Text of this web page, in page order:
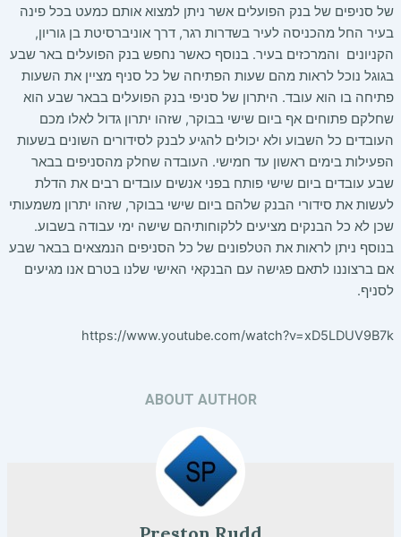
של סניפים של בנק הפועלים אשר ניתן למצוא אותם כמעט בכל פינה
בעיר החל מהכניסה לעיר בשדרות רגר, דרך אוניברסיטת בן גוריון,
הקניונים והמרכזים בעיר. בנוסף כאשר נחפש בנק הפועלים באר שבע
בגוגל נוכל לראות מהם שעות הפתיחה של כל סניף מציין את השעות
פתיחה בו הוא עובד. היתרון של סניפי בנק הפועלים בבאר שבע הוא
שחלקם פתוחים אף ביום שישי בבוקר, שזהו יתרון גדול לאלו מכם
העובדים כל השבוע ולא יכולים להגיע לבנק לסידורים השונים בשעות
הפעילות בימים ראשון עד חמישי. העובדה שחלק מהסניפים בבאר
שבע עובדים ביום שישי פותח בפני אנשים עובדים רבים את הדלת
לעשות את סידורי הבנק שלהם ביום שישי בבוקר, שזהו יתרון משמעותי
שכן לא כל הבנקים מציעים ללקוחותיהם שישה ימי עבודה בשבוע.
בנוסף ניתן לראות את הטלפונים של כל הסניפים הנמצאים בבאר שבע
אם ברצוננו לתאם פגישה עם הבנקאי האישי שלנו בטרם אנו מגיעים
לסניף.
https://www.youtube.com/watch?v=xD5LDUV9B7k
ABOUT AUTHOR